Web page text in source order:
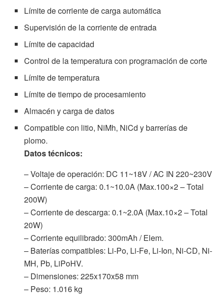
Límite de corriente de carga automática
Supervisión de la corriente de entrada
Límite de capacidad
Control de la temperatura con programación de corte
Límite de temperatura
Límite de tiempo de procesamiento
Almacén y carga de datos
Compatible con litio, NiMh, NiCd y barrerías de
plomo.
Datos técnicos:
– Voltaje de operación: DC 11~18V / AC IN 220~230V
– Corriente de carga: 0.1~10.0A (Max.100×2 – Total
200W)
– Corriente de descarga: 0.1~2.0A (Max.10×2 – Total
20W)
– Corriente equilibrado: 300mAh / Elem.
– Baterías compatibles: Li-Po, Li-Fe, Li-Ion, Ni-CD, Ni-
MH, Pb, LiPoHV.
– Dimensiones: 225x170x58 mm
– Peso: 1.016 kg